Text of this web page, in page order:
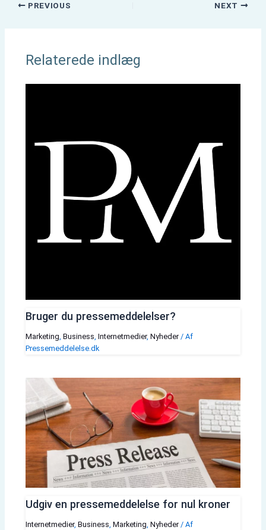
PREVIOUS NEXT
Relaterede indlæg
Bruger du pressemeddelelser?
Marketing Business Internetmedier, Nyheder/ Af
Pressemeddelelse.dk
Udgiv en pressemeddelelse for nul kroner
Internetmedier, Business, Marketing, Nyheder/ Af